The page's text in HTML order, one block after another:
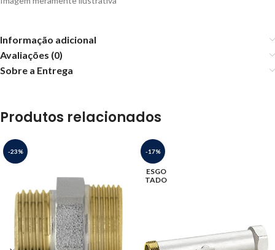
Informação adicional
Avaliações (0)
Sobre a Entrega
Produtos relacionados
-23% -17%
ESGO
TADO